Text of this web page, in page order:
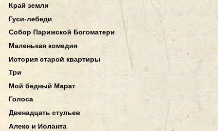
Край земли
Гуси-лебеди
Собор Парижской Богоматери
Маленькая комедия
История старой квартиры
Три
Мой бедный Марат
Голоса
Двенадцать стульев
Алеко и Иоланта